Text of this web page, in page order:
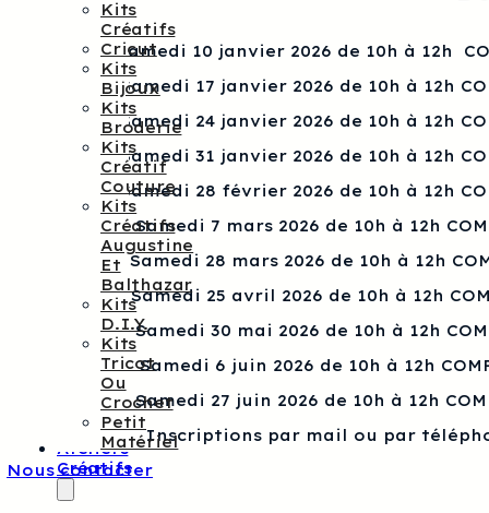
Kits
Créatifs
Cricut
Kits
Bijoux
Kits
Broderie
Kits
Créatif
Couture
Kits
Créatifs
Augustine
Et
Balthazar
Kits
D.I.Y.
Kits
Tricot
Ou
Crochet
Petit
Matériel
Ateliers
Créatifs
Samedi 10 janvier 2026 de 10h à 12h
Samedi 17 janvier 2026 de 10h à 12h
Samedi 24 janvier 2026 de 10h à 12h
Samedi 31 janvier 2026 de 10h à 12h
Samedi 28 février 2026 de 10h à 12h
Samedi 7 mars 2026 de 10h à 12h
Samedi 28 mars 2026 de 10h à 12h
Samedi 25 avril 2026 de 10h à 12h
Samedi 30 mai 2026 de 10h à 12h
Samedi 6 juin 2026 de 10h à 12h
Samedi 27 juin 2026 de 10h à 12h
Inscriptions par mail ou par
Nous contacter